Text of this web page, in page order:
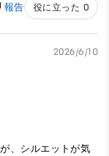
報告 役に立った 0
2026/6/10
、シルエットが気